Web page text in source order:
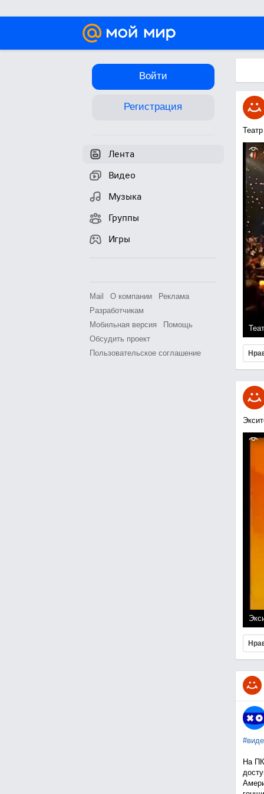
Войти
Регистрация
Лента
Видео
Музыка
Группы
Игры
Mail О компании
Реклама
Разработчикам
Мобильная версия
Помощь
Обсудить проект
Пользовательское соглашение
На